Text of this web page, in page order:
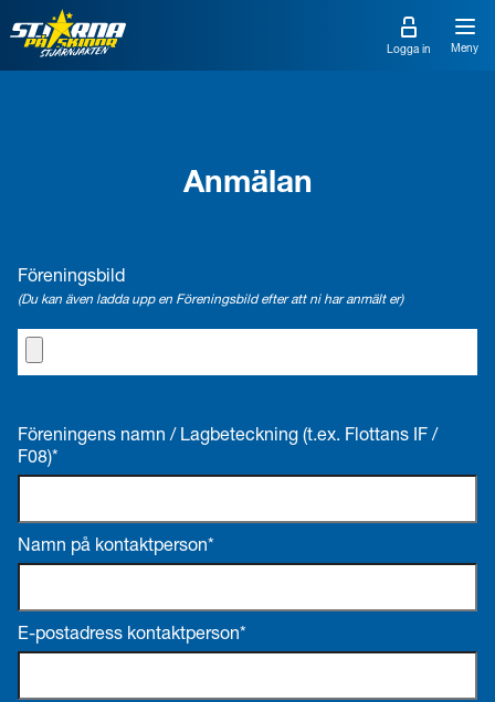
Logga in Meny
Om Stjärnjakten
Mina sidor
Är du inte registrerad än?
Anmäl dig till Stjärnjakten nu!
Lösenord
Kom ihåg mig på den här enheten
Anmälan
Föreningsbild
(Du kan även ladda upp en Föreningsbild efter att ni har anmält er)
Föreningens namn / Lagbeteckning (t.ex. Flottans IF /
F08)*
Namn på kontaktperson*
E-postadress kontaktperson*